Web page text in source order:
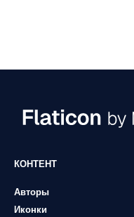
КОНТЕНТ
Авторы
Иконки